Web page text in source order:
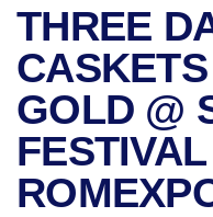
THREE
GOLD @